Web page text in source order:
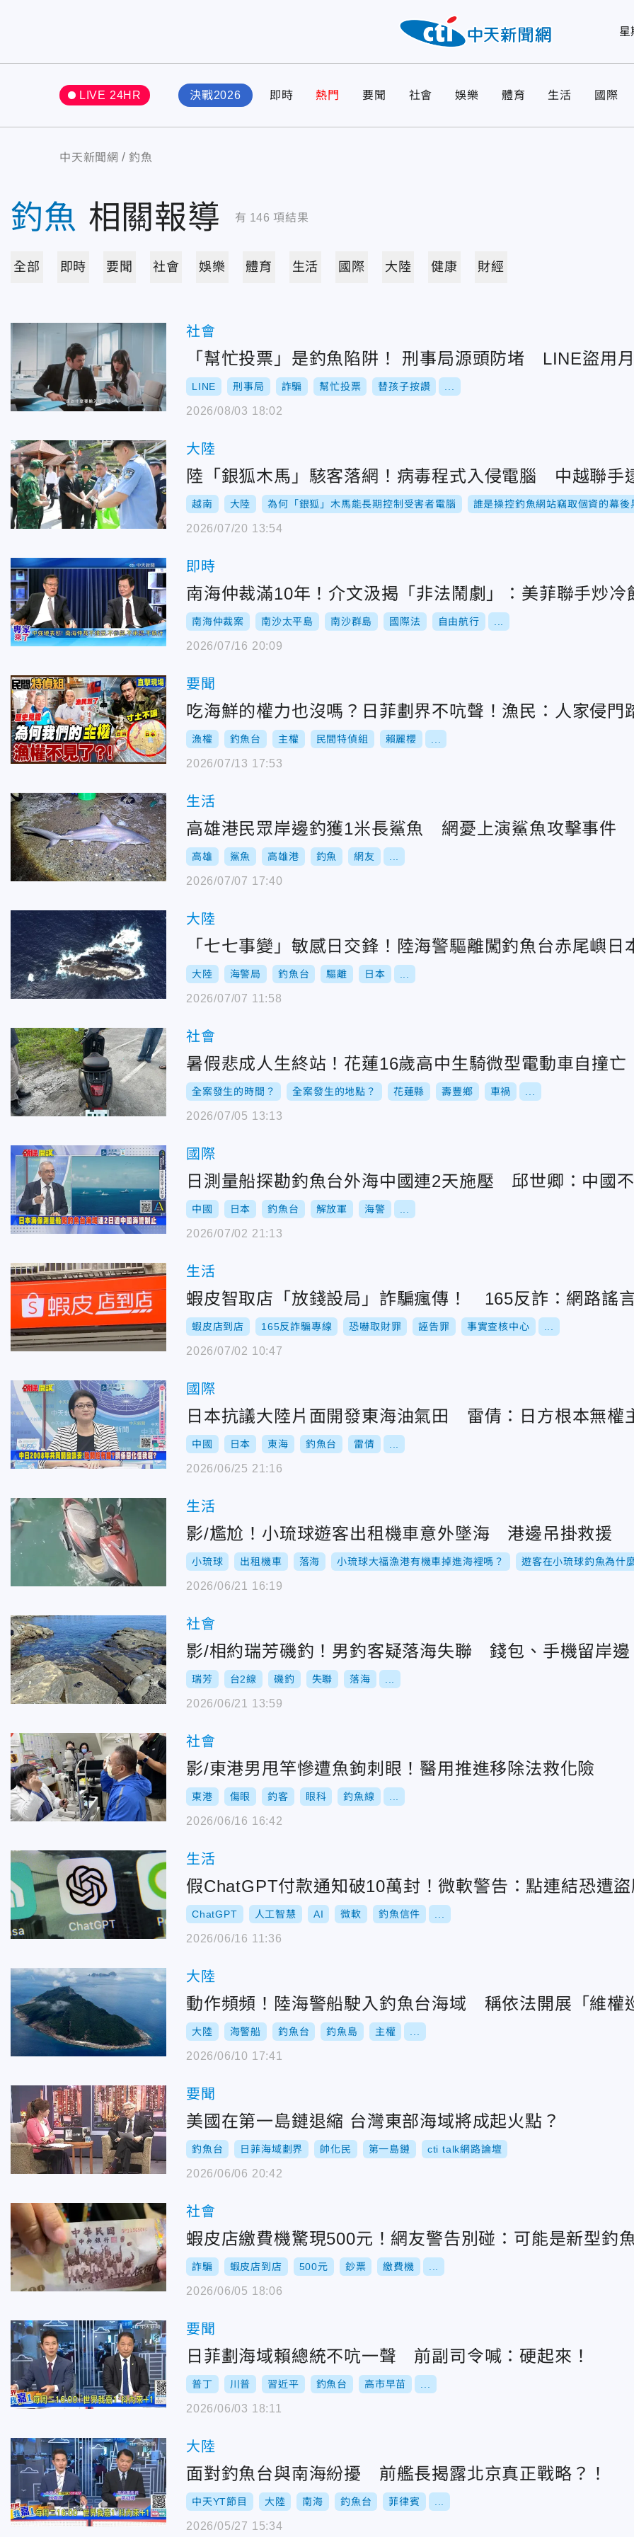
星
LIVE 24HR 決戰2026 即時 熱門 要聞 社會 娛樂 體育 生活 國際
中天新聞網 釣魚
釣魚 相關報導 有 146 項結果
全部 即時 要聞 社會 娛樂 體育 生活 國際 大陸 健康 財經
社會
「幫忙投票」是釣魚陷阱！ 刑事局源頭防堵 LINE盜用
LINE 刑事局 詐騙 幫忙投票 替孩子按讚
2026/08/03 18:02
大陸
陸「銀狐木馬」駭客落網！病毒程式入侵電腦 中越聯手
越南 大陸 為何「銀狐」木馬能長期控制受害者電腦 誰是操控釣魚網站竊取個資的幕後
2026/07/20 13:54
即時
南海仲裁滿10年！介文汲揭「非法鬧劇」：美菲聯手炒
南海仲裁案 南沙太平島 南沙群島 國際法 自由航行
2026/07/16 20:09
要聞
吃海鮮的權力也沒嗎？日菲劃界不吭聲！漁民：人家侵門
漁權 釣魚台 主權 民間特偵組 賴麗櫻
2026/07/13 17:53
生活
高雄港民眾岸邊釣獲1米長鯊魚 網憂上演鯊魚攻擊事件
高雄 鯊魚 高雄港 釣魚 網友
2026/07/07 17:40
大陸
「七七事變」敏感日交鋒！陸海警驅離闖釣魚台赤尾嶼日
大陸 海警局 釣魚台 驅離 日本
2026/07/07 11:58
社會
暑假悲成人生終站！花蓮16歲高中生騎微型電動車自撞亡
全案發生的時間？ 全案發生的地點？ 花蓮縣 壽豐鄉 車禍
2026/07/05 13:13
國際
日測量船探勘釣魚台外海中國連2天施壓 邱世卿：中國
中國 日本 釣魚台 解放軍 海警
2026/07/02 21:13
生活
蝦皮智取店「放錢設局」詐騙瘋傳！ 165反詐：網路謠
蝦皮店到店 165反詐騙專線 恐嚇取財罪 誣告罪 事實查核中心
2026/07/02 10:47
國際
日本抗議大陸片面開發東海油氣田 雷倩：日方根本無權
中國 日本 東海 釣魚台 雷倩
2026/06/25 21:16
生活
影/尷尬！小琉球遊客出租機車意外墜海 港邊吊掛救援
小琉球 出租機車 落海 小琉球大福漁港有機車掉進海裡嗎？ 遊客在小琉球釣魚為什
2026/06/21 16:19
社會
影/相約瑞芳磯釣！男釣客疑落海失聯 錢包、手機留岸邊
瑞芳 台2線 磯釣 失聯 落海
2026/06/21 13:59
社會
影/東港男甩竿慘遭魚鉤刺眼！醫用推進移除法救化險
東港 傷眼 釣客 眼科 釣魚線
2026/06/16 16:42
生活
假ChatGPT付款通知破10萬封！微軟警告：點連結恐遭
ChatGPT 人工智慧 AI 微軟 釣魚信件
2026/06/16 11:36
大陸
動作頻頻！陸海警船駛入釣魚台海域 稱依法開展「維權
大陸 海警船 釣魚台 釣魚島 主權
2026/06/10 17:41
要聞
美國在第一島鏈退縮 台灣東部海域將成起火點？
釣魚台 日菲海域劃界 帥化民 第一島鏈 cti talk網路論壇
2026/06/06 20:42
社會
蝦皮店繳費機驚現500元！網友警告別碰：可能是新型釣
詐騙 蝦皮店到店 500元 鈔票 繳費機
2026/06/05 18:06
要聞
日菲劃海域賴總統不吭一聲 前副司令喊：硬起來！
普丁 川普 習近平 釣魚台 高市早苗
2026/06/03 18:11
大陸
面對釣魚台與南海紛擾 前艦長揭露北京真正戰略？！
中天YT節目 大陸 南海 釣魚台 菲律賓
2026/05/27 15:34